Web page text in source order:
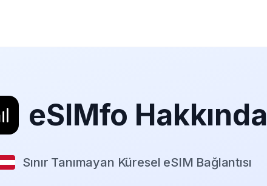
eSIMfo Hakkında
Sınır Tanımayan Küresel eSIM Bağlantısı